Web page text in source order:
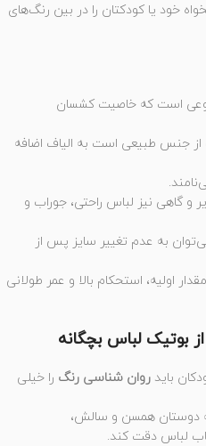
خود یا کودکتان را در بین رنگ‌های
است که خاصیت کشسان
از جنس طبیعی است به الیاف اضافه
و گاهی نیز لباس راحتی، جوراب و
به عدم تغییر سایز پس از
اولیه، استحکام بالا و عمر طولانی
بوتیک لباس بچگانه
باید روان شناسی رنگ را خیلی
دوستان همسن و سالش،
لباس دقت کند.